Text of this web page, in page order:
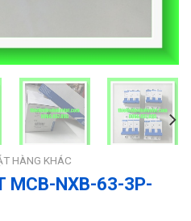
HÀNG KHÁC
MCB-NXB-63-3P-